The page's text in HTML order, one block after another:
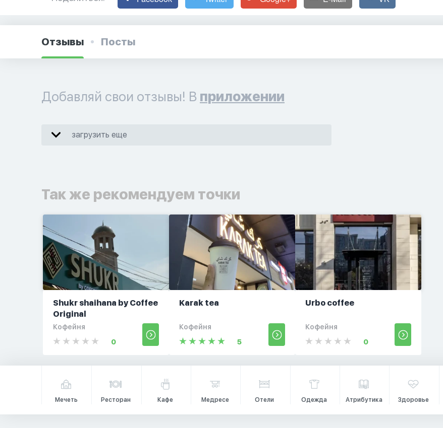
Отзывы Посты
Добавляй свои отзывы! В приложении
загрузить еще
Так же рекомендуем точки
Shukr shaihana by Coffee
Original
Кофейня
0
Karak tea
Кофейня
5
Urbo coffee
Кофейня
0
Мечеть Ресторан Кафе Медресе Отели Одежда Атрибутика Здоровье